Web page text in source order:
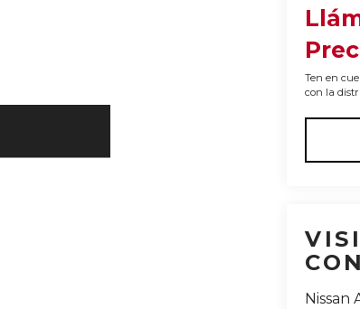
Ten en
con la
Nissan